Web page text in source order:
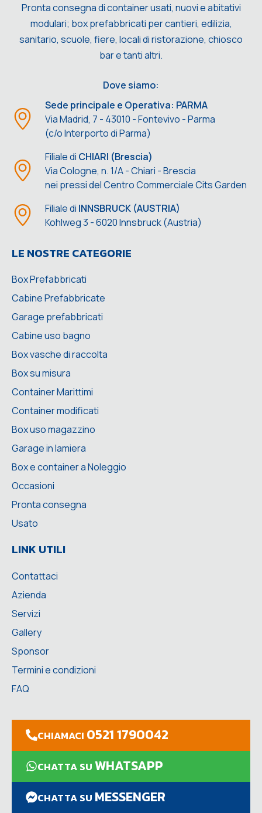
Pronta consegna di container usati, nuovi e abitativi
modulari; box prefabbricati per cantieri, edilizia,
sanitario, scuole, fiere, locali di ristorazione, chiosco
bar e tanti altri.
Dove siamo:
Sede principale e Operativa: PARMA
Via Madrid, 7 - 43010 - Fontevivo - Parma
(c/o Interporto di Parma)
Filiale di CHIARI (Brescia)
Via Cologne, n. 1/A - Chiari - Brescia
nei pressi del Centro Commerciale Cits Garden
Filiale di INNSBRUCK (AUSTRIA)
Kohlweg 3 - 6020 Innsbruck (Austria)
LE NOSTRE CATEGORIE
Box Prefabbricati
Cabine Prefabbricate
Garage prefabbricati
Cabine uso bagno
Box vasche di raccolta
Box su misura
Container Marittimi
Container modificati
Box uso magazzino
Garage in lamiera
Box e container a Noleggio
Occasioni
Pronta consegna
Usato
LINK UTILI
Contattaci
Azienda
Servizi
Gallery
Sponsor
Termini e condizioni
FAQ
CHIAMACI 0521 1790042
CHATTA SUWHATSAPP
CHATTA SU MESSENGER